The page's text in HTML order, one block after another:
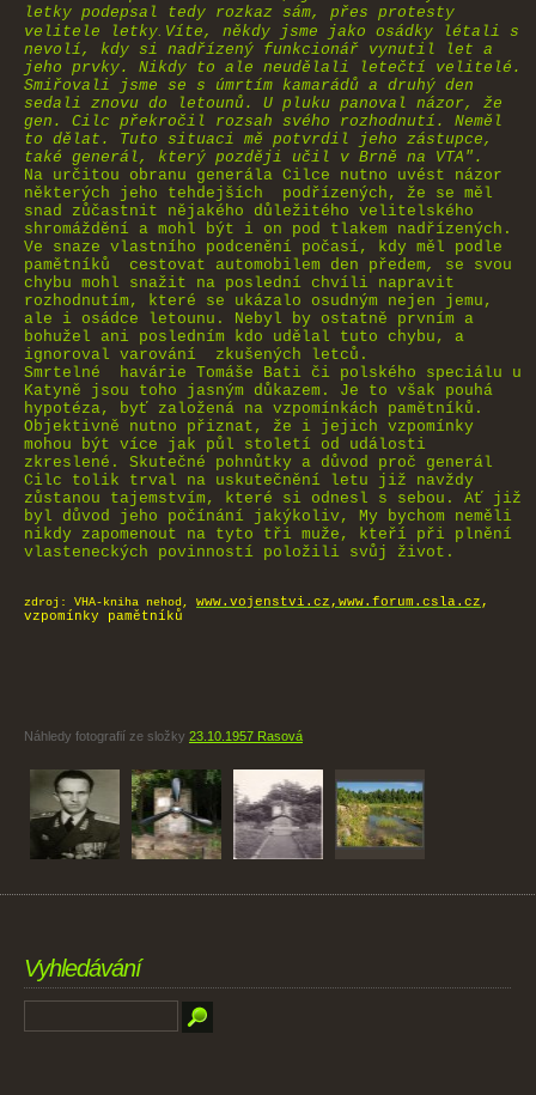
letky podepsal tedy rozkaz sám, přes protesty
velitele letky. Víte, někdy jsme jako osádky létali s
nevolí, kdy si nadřízený funkcionář vynutil let a
jeho prvky. Nikdy to ale neudělali letečtí velitelé.
Smiřovali jsme se s úmrtím kamarádů a druhý den
sedali znovu do letounů. U pluku panoval názor, že
gen. Cilc překročil rozsah svého rozhodnutí. Neměl
to dělat. Tuto situaci mě potvrdil jeho zástupce,
také generál, který později učil v Brně na VTA".
Na určitou obranu generála Cilce nutno uvést názor
některých jeho tehdejších podřízených, že se měl
snad zůčastnit nějakého důležitého velitelského
shromáždění a mohl být i on pod tlakem nadřízených.
Ve snaze vlastního podcenění počasí, kdy měl podle
pamětníků cestovat automobilem den předem, se svou
chybu mohl snažit na poslední chvíli napravit
rozhodnutím, které se ukázalo osudným nejen jemu,
ale i osádce letounu. Nebyl by ostatně prvním a
bohužel ani posledním kdo udělal tuto chybu, a
ignoroval varování zkušených letců.
Smrtelné havárie Tomáše Bati či polského speciálu u
Katyně jsou toho jasným důkazem. Je to však pouhá
hypotéza, byť založená na vzpomínkách pamětníků.
Objektivně nutno přiznat, že i jejich vzpomínky
mohou být více jak půl století od události
zkreslené. Skutečné pohnůtky a důvod proč generál
Cilc tolik trval na uskutečnění letu již navždy
zůstanou tajemstvím, které si odnesl s sebou. Ať již
byl důvod jeho počínání jakýkoliv, My bychom neměli
nikdy zapomenout na tyto tři muže, kteří při plnění
vlasteneckých povinností položili svůj život.
zdroj: VHA-kniha nehod, www.vojenstvi.cz,www.forum.csla.cz ,
vzpomínky pamětníků
Náhledy fotografií ze složky 23.10.1957 Rasová
Vyhledávání